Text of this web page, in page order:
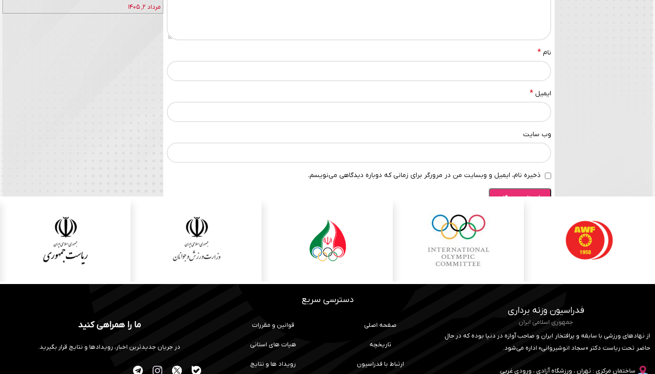
نام *
ایمیل *
وب‌ سایت
ذخیره نام، ایمیل و وبسایت من در مرورگر برای زمانی که دوباره دیدگاهی می‌نویسم.
مرداد ۲, ۱۴۰۵
فدراسیون وزنه برداری
جمهوری اسلامی ایران
از نهادهای ورزشی با سابقه و پرافتخار ایران و صاحب آوازه در دنیا بوده که در حال
حاضر تحت ریاست دکتر «سجاد انوشیروانی» اداره می‌شود.
ساختمان مرکزی : تهران ، ورزشگاه آزادی ، ورودی غربی.
دسترسی سریع
صفحه اصلی
تاریخچه
ارتباط با فدراسیون
قوانین و مقررات
هیات های استانی
رویداد ها و نتایج
ما را همراهی کنید
در جریان جدیدترین اخبار، رویدادها و نتایج قرار بگیرید.